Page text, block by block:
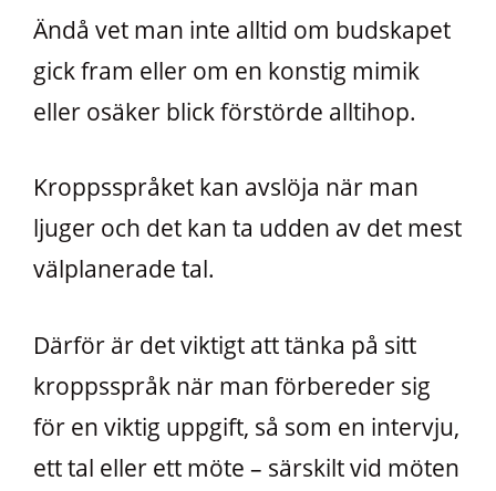
Ändå vet man inte alltid om budskapet
gick fram eller om en konstig mimik
eller osäker blick förstörde alltihop.
Kroppsspråket kan avslöja när man
ljuger och det kan ta udden av det mest
välplanerade tal.
Därför är det viktigt att tänka på sitt
kroppsspråk när man förbereder sig
för en viktig uppgift, så som en intervju,
ett tal eller ett möte – särskilt vid möten